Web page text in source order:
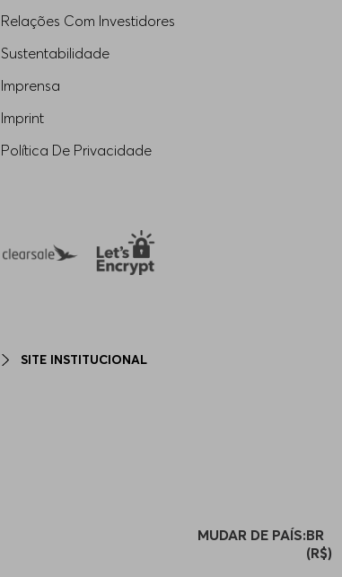
Relações Com Investidores
Sustentabilidade
Imprensa
Imprint
Política De Privacidade
SITE INSTITUCIONAL
MUDAR DE PAÍS:BR
(R$)